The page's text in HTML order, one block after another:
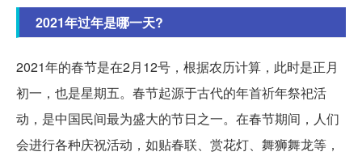
2021年过年是哪一天?
2021年的春节是在2月12号，根据农历计算，此时是正月
初一，也是星期五。春节起源于古代的年首祈年祭祀活
动，是中国民间最为盛大的节日之一。在春节期间，人们
会进行各种庆祝活动，如贴春联、赏花灯、舞狮舞龙等，